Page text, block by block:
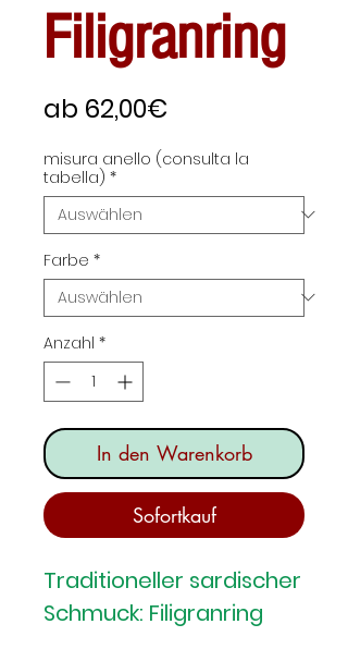
Filigranring
ab 62,00€
misura anello (consulta la
tabella) *
Farbe *
Anzahl *
In den Warenkorb
Sofortkauf
Traditioneller sardischer
Schmuck: Filigranring